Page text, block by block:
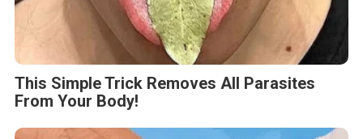
This Simple Trick Removes All Parasites
From Your Body!